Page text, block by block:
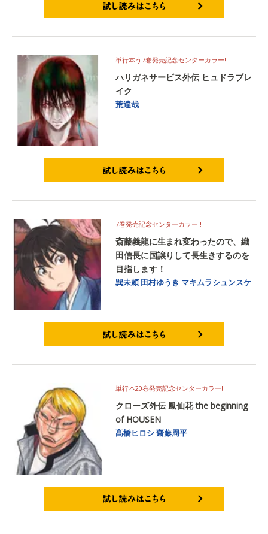
単行本う7巻発売記念センターカラー!!
ハリガネサービス外伝 ヒュドラブレ
イク
荒達哉
7巻発売記念センターカラー!!
斎藤義龍に生まれ変わったので、織
田信長に国譲りして長生きするのを
目指します！
巽未頼 田村ゆうき マキムラシュンスケ
単行本20巻発売記念センターカラー!!
クローズ外伝 鳳仙花 the beginning
of HOUSEN
髙橋ヒロシ齋藤周平